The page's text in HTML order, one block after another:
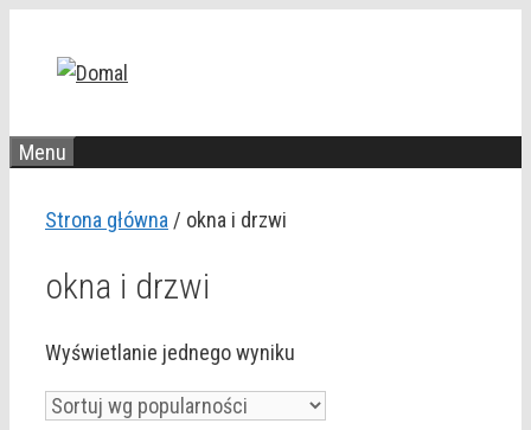
Menu
Strona główna / okna i drzwi
okna i drzwi
Wyświetlanie jednego wyniku